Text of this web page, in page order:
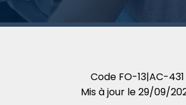
Code FO-13|AC-431
Mis à jour le29/09/